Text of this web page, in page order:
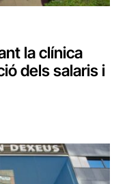
la clínica
dels salaris i